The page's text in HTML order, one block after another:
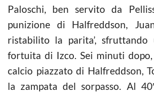
Paloschi, ben servito da
punizione di Halfreddson,
ristabilito la parita’, sfruttando
fortuita di Izco. Sei minuti
calcio piazzato di Halfreddson,
la zampata del sorpasso. Al